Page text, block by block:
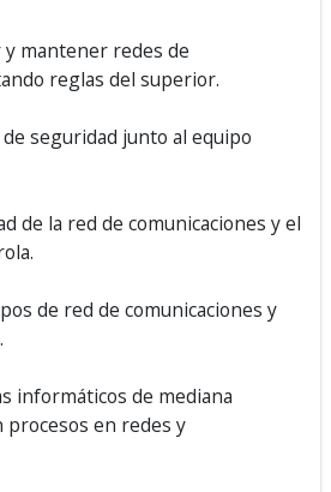
mantener redes de
reglas del superior.
seguridad junto al equipo
de la red de comunicaciones y el
de red de comunicaciones y
informáticos de mediana
procesos en redes y